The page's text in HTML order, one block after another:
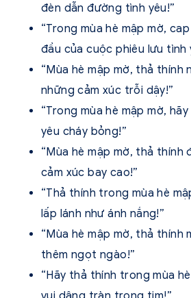
đèn dẫn đường tình yêu!”
“Trong mùa hè mập mờ,
đầu của cuộc phiêu lưu tình
“Mùa hè mập mờ, thả thính
những cảm xúc trỗi dậy!”
“Trong mùa hè mập mờ,
yêu cháy bỏng!”
“Mùa hè mập mờ, thả thính
cảm xúc bay cao!”
“Thả thính trong mùa hè
lấp lánh như ánh nắng!”
“Mùa hè mập mờ, thả thính
thêm ngọt ngào!”
“Hãy thả thính trong mùa